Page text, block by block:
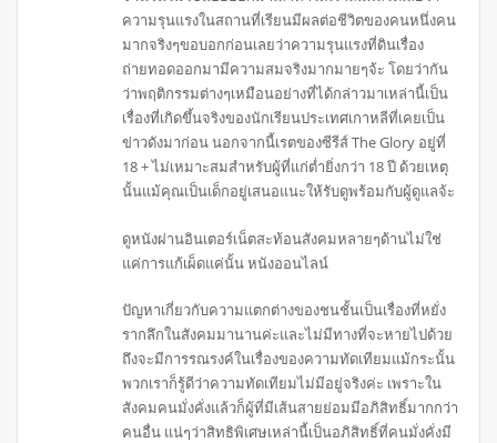
ความรุนแรงในสถานที่เรียนมีผลต่อชีวิตของคนหนึ่งคน
มากจริงๆขอบอกก่อนเลยว่าความรุนแรงที่ดินเรื่อง
ถ่ายทอดออกมามีความสมจริงมากมายๆจ้ะ โดยว่ากัน
ว่าพฤติกรรมต่างๆเหมือนอย่างที่ได้กล่าวมาเหล่านี้เป็น
เรื่องที่เกิดขึ้นจริงของนักเรียนประเทศเกาหลีที่เคยเป็น
ข่าวดังมาก่อน นอกจากนี้เรตของซีรีส์ The Glory อยู่ที่
18 + ไม่เหมาะสมสำหรับผู้ที่แก่ต่ำยิ่งกว่า 18 ปี ด้วยเหตุ
นั้นแม้คุณเป็นเด็กอยู่เสนอแนะให้รับดูพร้อมกับผู้ดูแลจ้ะ
ดูหนังผ่านอินเตอร์เน็ตสะท้อนสังคมหลายๆด้านไม่ใช่
แค่การแก้เผ็ดแค่นั้น หนังออนไลน์
ปัญหาเกี่ยวกับความแตกต่างของชนชั้นเป็นเรื่องที่หยั่ง
รากลึกในสังคมมานานค่ะและไม่มีทางที่จะหายไปด้วย
ถึงจะมีการรณรงค์ในเรื่องของความทัดเทียมแม้กระนั้น
พวกเราก็รู้ดีว่าความทัดเทียมไม่มีอยู่จริงค่ะ เพราะใน
สังคมคนมั่งคั่งแล้วก็ผู้ที่มีเส้นสายย่อมมีอภิสิทธิ์มากกว่า
คนอื่น แน่ๆว่าสิทธิพิเศษเหล่านี้เป็นอภิสิทธิ์ที่คนมั่งคั่งมี